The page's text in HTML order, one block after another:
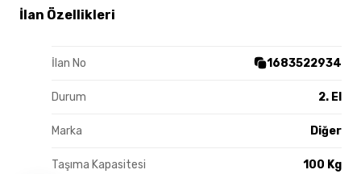
İlan Özellikleri
İlan No 1683522934
Durum 2. El
Marka Diğer
Taşıma Kapasitesi 100 Kg